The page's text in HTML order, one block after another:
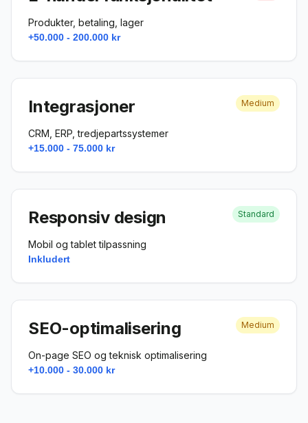
Produkter, betaling, lager
+50.000 - 200.000 kr
Integrasjoner Medium
CRM, ERP, tredjepartssystemer
+15.000 - 75.000 kr
Responsiv design Standard
Mobil og tablet tilpassning
Inkludert
SEO-optimalisering Medium
On-page SEO og teknisk optimalisering
+10.000 - 30.000 kr